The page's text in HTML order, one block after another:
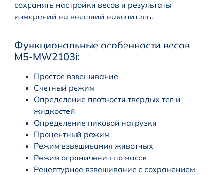
сохранять настройки весов и результаты
измерений на внешний накопитель.
Функциональные особенности весов
M5-MW2103i:
Простое взвешивание
Счетный режим
Определение плотности твердых тел и
жидкостей
Определение пиковой нагрузки
Процентный режим
Режим взвешивания животных
Режим ограничения по массе
Рецептурное взвешивание с сохранением